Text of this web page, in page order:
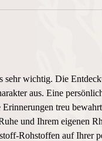
sehr wichtig. Die
aus. Eine
treu
und Ihrem eigenen
Rohstoffen auf Ihrer